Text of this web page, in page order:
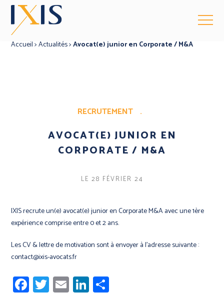
Accueil>Actualités>Avocat(e) junior en Corporate / M&A
RECRUTEMENT .
AVOCAT(E) JUNIOR EN
CORPORATE / M&A
LE 28 FÉVRIER 24
IXIS recrute un(e) avocat(e) junior en Corporate M&A avec une 1ère
expérience comprise entre 0 et 2 ans.
Les CV & lettre de motivation sont à envoyer à l’adresse suivante :
contact@ixis-avocats.fr
Facebook
Twitter
EmailLinkedIn